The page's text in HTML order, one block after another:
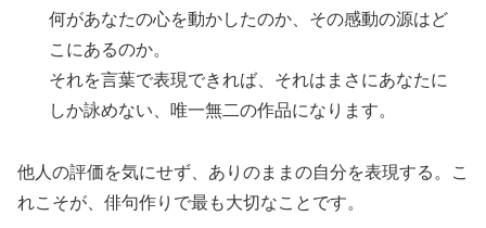
何があなたの心を動かしたのか、その感動の源はど
こにあるのか。
それを言葉で表現できれば、それはまさにあなたに
しか詠めない、唯一無二の作品になります。
他人の評価を気にせず、ありのままの自分を表現する。こ
れこそが、俳句作りで最も大切なことです。